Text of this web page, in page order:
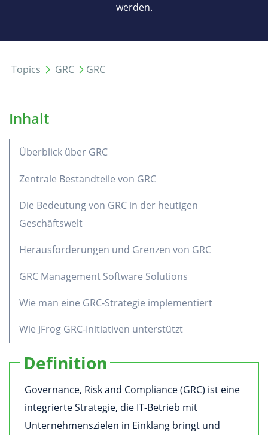
werden.
Topics GRC GRC
Inhalt
Überblick über GRC
Zentrale Bestandteile von GRC
Die Bedeutung von GRC in der heutigen
Geschäftswelt
Herausforderungen und Grenzen von GRC
GRC Management Software Solutions
Wie man eine GRC-Strategie implementiert
Wie JFrog GRC-Initiativen unterstützt
Definition
Governance, Risk and Compliance (GRC) ist eine
integrierte Strategie, die IT-Betrieb mit
Unternehmenszielen in Einklang bringt und